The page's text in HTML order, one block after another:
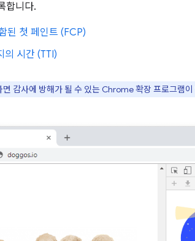
합니다.
된 첫 페인트 (FCP)
의 시간 (TTI)
면 감사에 방해가 될 수 있는 Chrome 확장 프로그램